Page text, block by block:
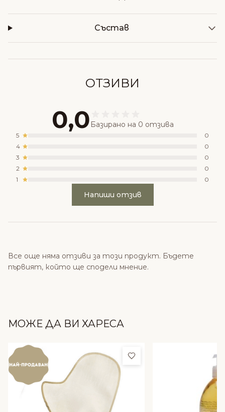
Състав
ОТЗИВИ
0,0 Базирано на 0 отзива
5
0
4
0
3
0
2
0
1
0
Напиши отзив
Все още няма отзиви за този продукт. Бъдете
първият, който ще сподели мнение.
МОЖЕ ДА ВИ ХАРЕСА
Добави в любими